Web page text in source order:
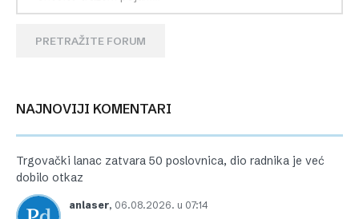
PRETRAŽITE FORUM
NAJNOVIJI KOMENTARI
Trgovački lanac zatvara 50 poslovnica, dio radnika je već
dobilo otkaz
anlaser, 06.08.2026. u 07:14